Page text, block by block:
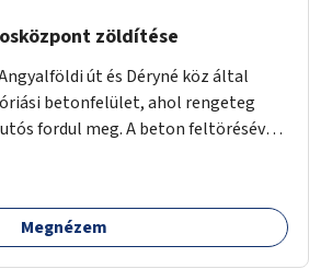
zöldítése
út és Déryné köz által
betonfelület, ahol rengeteg
fordul meg. A beton feltörésével,
közé kellene egy zöld sáv,
fák alá, a lakóépület felőli két
Megnézem